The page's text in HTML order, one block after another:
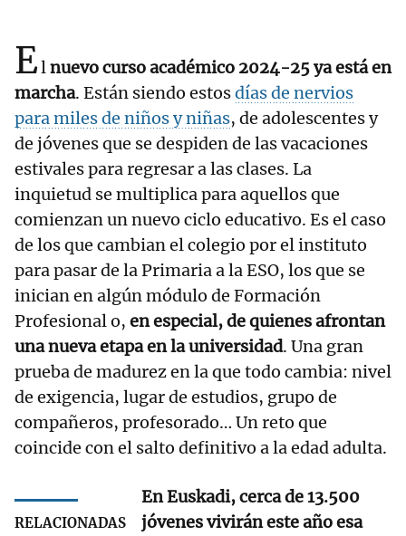
Elnuevo curso académico 2024-25 ya está en
marcha. Están siendo estosdías de nervios
para miles de niños y niñas, de adolescentes y
de jóvenes que se despiden de las vacaciones
estivales para regresar a las clases. La
inquietud se multiplica para aquellos que
comienzan un nuevo ciclo educativo. Es el caso
de los que cambian el colegio por el instituto
para pasar de la Primaria a la ESO, los que se
inician en algún módulo de Formación
Profesional o, en especial, de quienes afrontan
una nueva etapa en la universidad. Una gran
prueba de madurez en la que todo cambia: nivel
de exigencia, lugar de estudios, grupo de
compañeros, profesorado… Un reto que
coincide con el salto definitivo a la edad adulta.
RELACIONADAS
En Euskadi, cerca de 13.500
jóvenes vivirán este año esa